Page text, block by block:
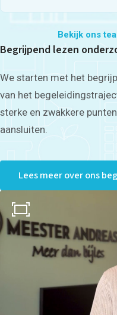
Bekijk ons
Begrijpend lezen
We starten met het
van het
sterke en zwakkere
aansluiten.
Lees meer over ons